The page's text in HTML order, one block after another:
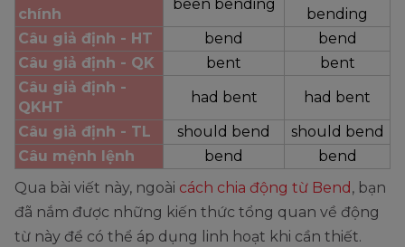
chính
been bending
bending
Câu giả định - HT
bend
bend
Câu giả định - QK
bent
bent
Câu giả định -
QKHT
had bent
had bent
Câu giả định - TL
should bend
should bend
Câu mệnh lệnh
bend
bend
Qua bài viết này, ngoài cách chia động từ Bend , bạn
đã nắm được những kiến thức tổng quan về động
từ này để có thể áp dụng linh hoạt khi cần thiết.